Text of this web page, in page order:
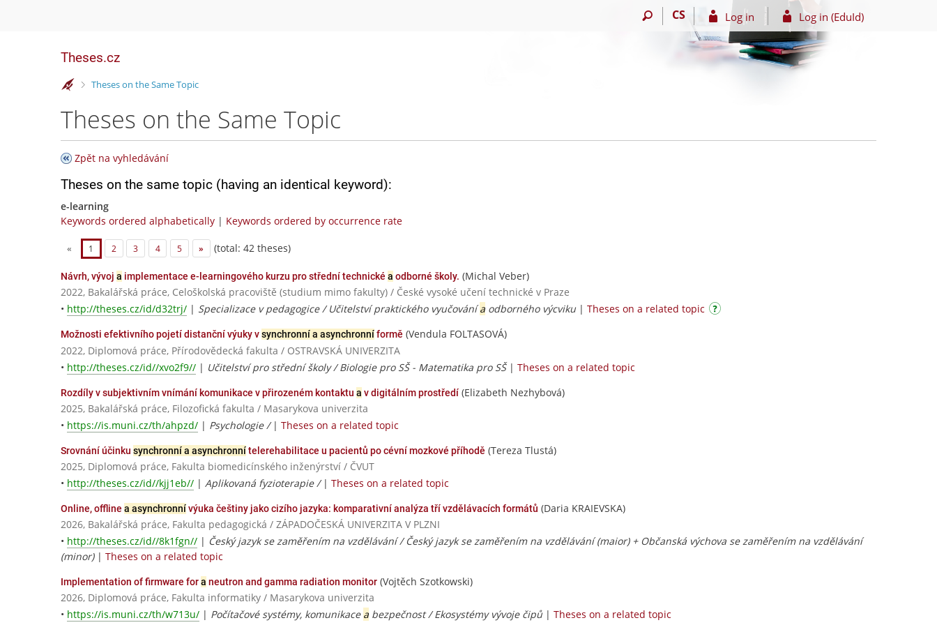
CS Log in Log in (EduId)
Theses.cz
>
Theses on the Same Topic
Theses on the Same Topic
Zpět na vyhledávání
Theses on the same topic (having an identical keyword):
e-learning
Keywords ordered alphabetically | Keywords ordered by occurrence rate
« 1 2 3 4 5 » (total: 42 theses)
Návrh, vývoj a implementace e-learningového kurzu pro střední technické a odborné školy. (Michal Veber)
2022, Bakalářská práce, Celoškolská pracoviště (studium mimo fakulty) / České vysoké učení technické v Praze
• http://theses.cz/id/d32trj/ | Specializace v pedagogice / Učitelství praktického vyučovánía odborného výcviku | Theses on a related topic
Možnosti efektivního pojetí distanční výuky vsynchronní a asynchronníformě (Vendula FOLTASOVÁ)
2022, Diplomová práce, Přírodovědecká fakulta / OSTRAVSKÁ UNIVERZITA
• http://theses.cz/id//xvo2f9// | Učitelství pro střední školy / Biologie pro SŠ - Matematika pro SŠ| Theses on a related topic
Rozdíly v subjektivním vnímání komunikace v přirozeném kontaktu a v digitálním prostředí (Elizabeth Nezhybová)
2025, Bakalářská práce, Filozofická fakulta / Masarykova univerzita
• https://is.muni.cz/th/ahpzd/ | Psychologie / | Theses on a related topic
Srovnání účinku synchronní a asynchronnítelerehabilitace u pacientů po cévní mozkové příhodě (Tereza Tlustá)
2025, Diplomová práce, Fakulta biomedicínského inženýrství / ČVUT
• http://theses.cz/id//kjj1eb// | Aplikovaná fyzioterapie / | Theses on a related topic
Online, offline a asynchronnívýuka češtiny jako cizího jazyka: komparativní analýza tří vzdělávacích formátů (Daria KRAIEVSKA)
2026, Bakalářská práce, Fakulta pedagogická / ZÁPADOČESKÁ UNIVERZITA V PLZNI
• http://theses.cz/id//8k1fgn// | Český jazyk se zaměřením na vzdělávání / Český jazyk se zaměřením na vzdělávání (maior) + Občanská výchova se zaměřením na vzdělávání
(minor)| Theses on a related topic
Implementation of firmware fora neutron and gamma radiation monitor (Vojtěch Szotkowski)
2026, Diplomová práce, Fakulta informatiky / Masarykova univerzita
• https://is.muni.cz/th/w713u/ | Počítačové systémy, komunikace a bezpečnost / Ekosystémy vývoje čipů | Theses on a related topic